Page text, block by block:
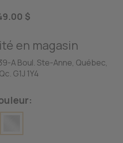
$
en magasin
A Boul. Ste-Anne, Québec,
Qc. G1J 1Y4